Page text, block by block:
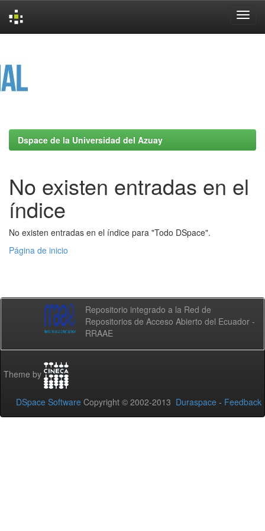
Dspace de la Universidad del Azuay
No existen entradas en el
índice
No existen entradas en el índice para "Todo DSpace".
Página de inicio
Repositorio integrado a la Red de
Repositorios de Acceso Abierto del Ecuador -
RRAAE
Theme by
DSpace Software Copyright © 2002-2013 Duraspace - Feedback